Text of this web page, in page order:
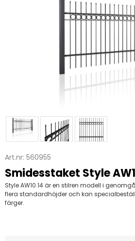
Art.nr: 560955
Smidesstaket Style
Style AW10.14 är en stilren modell i
flera standardhöjder och kan
färger.